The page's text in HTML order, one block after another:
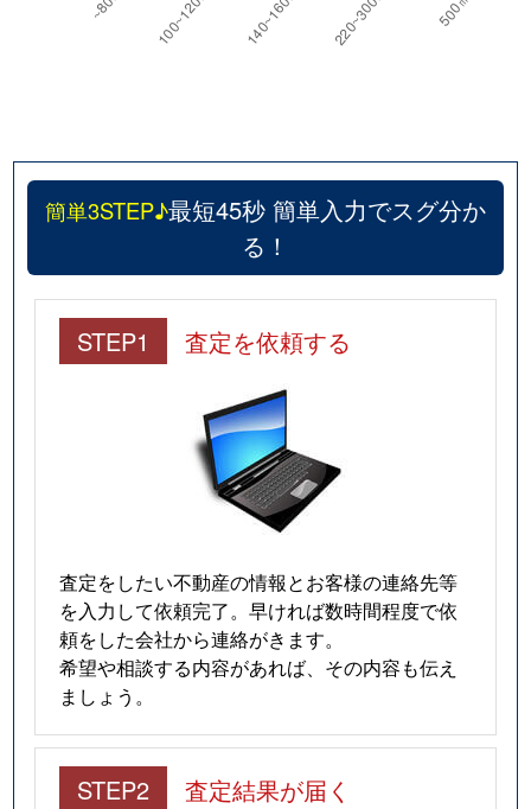
簡単3STEP♪最短45秒 簡単入力でスグ分か
る！
STEP1 査定を依頼する
査定をしたい不動産の情報とお客様の連絡先等
を入力して依頼完了。早ければ数時間程度で依
頼をした会社から連絡がきます。
希望や相談する内容があれば、その内容も伝え
ましょう。
STEP2 査定結果が届く